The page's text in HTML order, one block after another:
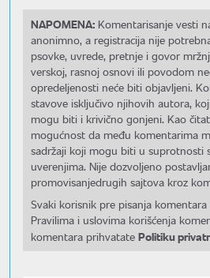
NAPOMENA: Komentarisanje vesti
anonimno, a registracija nije
psovke, uvrede, pretnje i govor
verskoj, rasnoj osnovi ili povodom
opredeljenosti neće biti objavljeni.
stavove isključivo njihovih autora,
mogu biti i krivično gonjeni. Kao
mogućnost da među komentarima
sadržaji koji mogu biti u suprotnosti
uverenjima. Nije dozvoljeno
promovisanjedrugih sajtova kroz
Svaki korisnik pre pisanja
Pravilima i uslovima korišćenja
komentara prihvatate Politiku